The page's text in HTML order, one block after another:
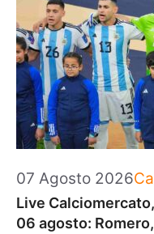
07 Agosto 2026
Live
06 agosto: